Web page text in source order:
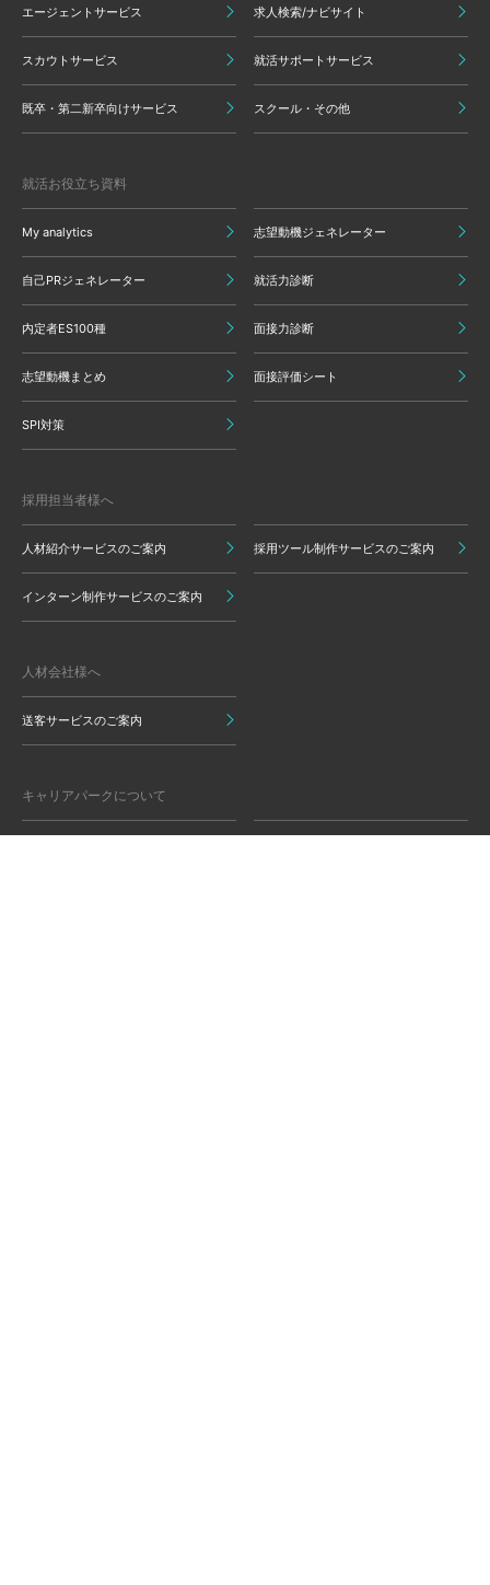
エージェントサービス 求人検索/ナビサイト
スカウトサービス 就活サポートサービス
既卒・第二新卒向けサービス スクール・その他
就活お役立ち資料
My analytics 志望動機ジェネレーター
自己PRジェネレーター 就活力診断
内定者ES100種 面接力診断
志望動機まとめ 面接評価シート
SPI対策
採用担当者様へ
人材紹介サービスのご案内 採用ツール制作サービスのご案内
インターン制作サービスのご案内
人材会社様へ
送客サービスのご案内
キャリアパークについて